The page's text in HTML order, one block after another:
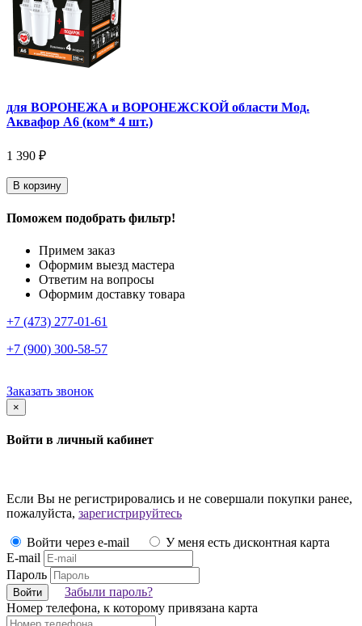
для ВОРОНЕЖА и ВОРОНЕЖСКОЙ области Мод.
Аквафор А6 (ком* 4 шт.)
1 390 ₽
В корзину
Поможем подобрать фильтр!
Примем заказ
Оформим выезд мастера
Ответим на вопросы
Оформим доставку товара
+7 (473) 277-01-61
+7 (900) 300-58-57
Заказать звонок
×
Войти в личный кабинет
Если Вы не регистрировались и не совершали покупки ранее,
пожалуйста, зарегистрируйтесь
Войти через e-mail
У меня есть дисконтная карта
E-mail
Пароль
Войти
Забыли пароль?
Номер телефона, к которому привязана карта